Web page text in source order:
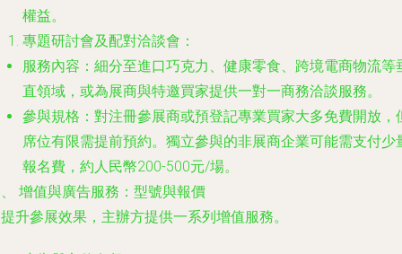
權益。
專題研討會及配對洽談會：
服務內容 ：細分至進口巧克力、健康零食、跨境電商物流等
直領域，或為展商與特邀買家提供一對一商務洽談服務。
參與規格 ：對注冊參展商或預登記專業買家大多免費開放，
席位有限需提前預約。獨立參與的非展商企業可能需支付少
報名費，約人民幣200-500元/場。
增值與廣告服務：型號與報價
升參展效果，主辦方提供一系列增值服務。